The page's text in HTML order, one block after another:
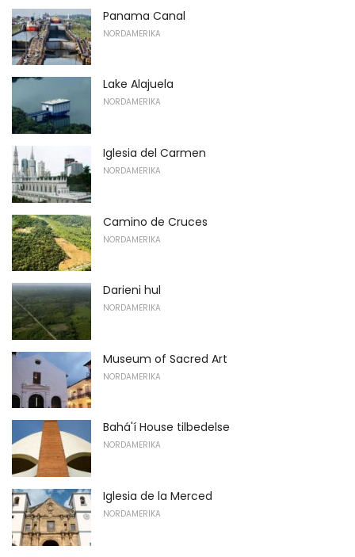
Panama Canal
NORDAMERIKA
Lake Alajuela
NORDAMERIKA
Iglesia del Carmen
NORDAMERIKA
Camino de Cruces
NORDAMERIKA
Darieni hul
NORDAMERIKA
Museum of Sacred Art
NORDAMERIKA
Bahá'í House tilbedelse
NORDAMERIKA
Iglesia de la Merced
NORDAMERIKA